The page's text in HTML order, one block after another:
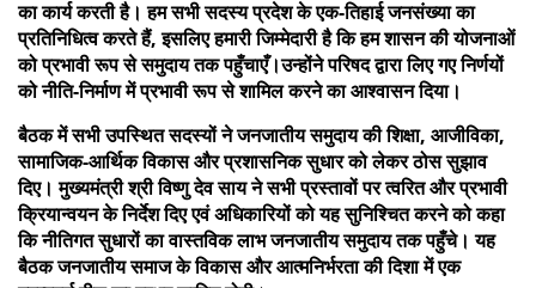
का कार्य करती है। हम सभी सदस्य प्रदेश के एक-तिहाई जनसंख्या का
प्रतिनिधित्व करते हैं, इसलिए हमारी जिम्मेदारी है कि हम शासन की योजनाओं
को प्रभावी रूप से समुदाय तक पहुँचाएँ।उन्होंने परिषद द्वारा लिए गए निर्णयों
को नीति-निर्माण में प्रभावी रूप से शामिल करने का आश्वासन दिया।
बैठक में सभी उपस्थित सदस्यों ने जनजातीय समुदाय की शिक्षा, आजीविका,
सामाजिक-आर्थिक विकास और प्रशासनिक सुधार को लेकर ठोस सुझाव
दिए। मुख्यमंत्री श्री विष्णु देव साय ने सभी प्रस्तावों पर त्वरित और प्रभावी
क्रियान्वयन के निर्देश दिए एवं अधिकारियों को यह सुनिश्चित करने को कहा
कि नीतिगत सुधारों का वास्तविक लाभ जनजातीय समुदाय तक पहुँचे। यह
बैठक जनजातीय समाज के विकास और आत्मनिर्भरता की दिशा में एक